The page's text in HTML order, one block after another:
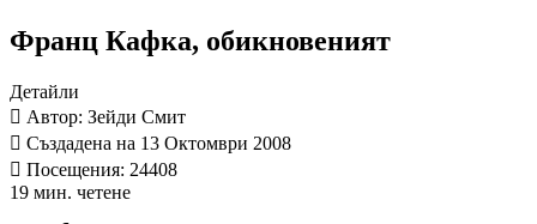
Франц Кафка, обикновеният
Детайли
Автор: Зейди Смит
Създадена на 13 Октомври 2008
Посещения: 24408
19 мин. четене